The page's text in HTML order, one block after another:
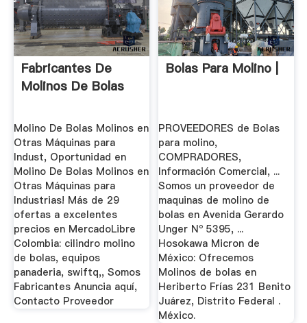
Fabricantes De
Molinos De Bolas
Molino De Bolas Molinos en
Otras Máquinas para
Indust, Oportunidad en
Molino De Bolas Molinos en
Otras Máquinas para
Industrias! Más de 29
ofertas a excelentes
precios en MercadoLibre
Colombia: cilindro molino
de bolas, equipos
panaderia, swiftq,, Somos
Fabricantes Anuncia aquí,
Contacto Proveedor
Bolas Para Molino |
PROVEEDORES de Bolas
para molino,
COMPRADORES,
Información Comercial, ...
Somos un proveedor de
maquinas de molino de
bolas en Avenida Gerardo
Unger Nº 5395, ...
Hosokawa Micron de
México: Ofrecemos
Molinos de bolas en
Heriberto Frías 231 Benito
Juárez, Distrito Federal .
México.